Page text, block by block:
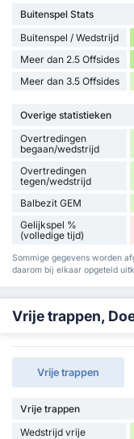
Buitenspel Stats
Buitenspel / Wedstrijd
Meer dan 2.5 Offsides
Meer dan 3.5 Offsides
Overige statistieken
Overtredingen
begaan/wedstrijd
Overtredingen
tegen/wedstrijd
Balbezit GEM
Gelijkspel %
(volledige tijd)
Sommige gegevens worden
daarom bij elkaar opgeteld
Vrije trappen,
Vrije trappen
Vrije trappen
Wedstrijd vrije